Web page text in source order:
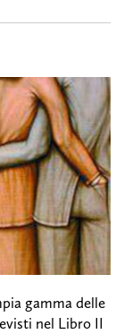
gamma delle
nel Libro II